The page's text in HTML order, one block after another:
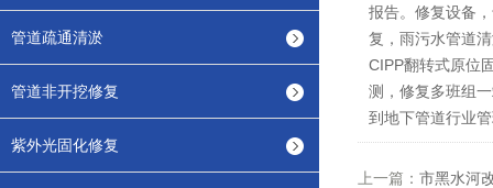
管道疏通清淤
管道非开挖修复
紫外光固化修复
报告。修复设备
复，雨污水管道
CIPP翻转式原位
测，修复多班组
到地下管道行业
上一篇： 市黑水河